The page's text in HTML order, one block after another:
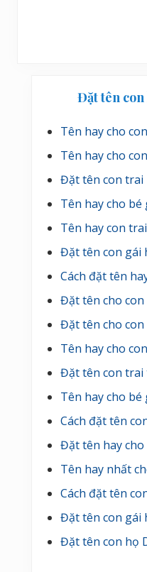
SidebarĐặt tên con
Tên hay cho
Tên hay cho
Đặt tên con trai
Tên hay cho
Tên hay con
Đặt tên con gái
Cách đặt tên
Đặt tên cho con
Đặt tên cho
Tên hay cho
Đặt tên con trai
Tên hay cho bé
Cách đặt tên
Đặt tên hay
Tên hay nhất
Cách đặt tên
Đặt tên con gái
Đặt tên con họ